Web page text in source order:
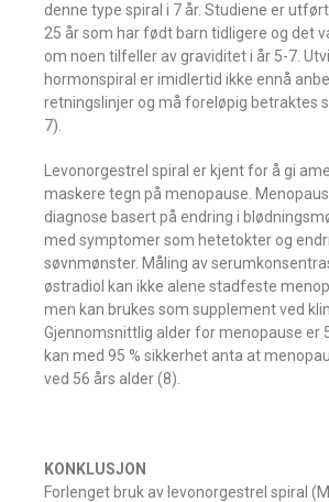
denne type spiral i 7 år. Studiene er
25 år som har født barn tidligere og det
om noen tilfeller av graviditet i år 5-7.
hormonspiral er imidlertid ikke ennå
retningslinjer og må foreløpig betraktes
7).
Levonorgestrel spiral er kjent for å gi
maskere tegn på menopause.
diagnose basert på endring i
med symptomer som hetetokter og
søvnmønster. Måling av
østradiol kan ikke alene stadfeste
men kan brukes som supplement ved
Gjennomsnittlig alder for menopause er
kan med 95 % sikkerhet anta at
ved 56 års alder (8).
KONKLUSJON
Forlenget bruk av levonorgestrel spiral